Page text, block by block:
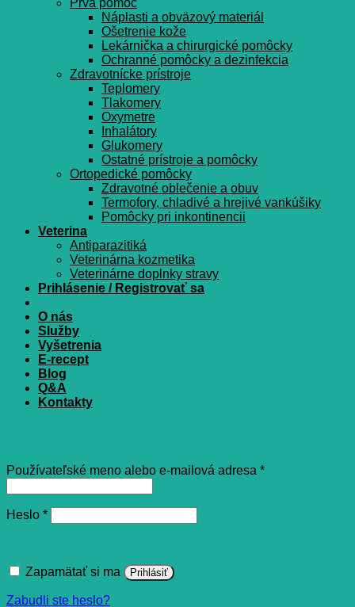
Náplasti a obväzový materiál
Ošetrenie kože
Lekárnička a chirurgické pomôcky
Ochranné pomôcky a dezinfekcia
Zdravotnícke prístroje
Teplomery
Tlakomery
Oxymetre
Inhalátory
Glukomery
Ostatné prístroje a pomôcky
Ortopedické pomôcky
Zdravotné oblečenie a obuv
Termofory, chladivé a hrejivé vankúšiky
Pomôcky pri inkontinencii
Veterina
Antiparazitiká
Veterinárna kozmetika
Veterinárne doplnky stravy
Prihlásenie / Registrovať sa
O nás
Služby
Vyšetrenia
E-recept
Blog
Q&A
Kontakty
Používateľské meno alebo e-mailová adresa *Povinné
Heslo *Povinné
Zapamätať si ma Prihlásiť
Zabudli ste heslo?